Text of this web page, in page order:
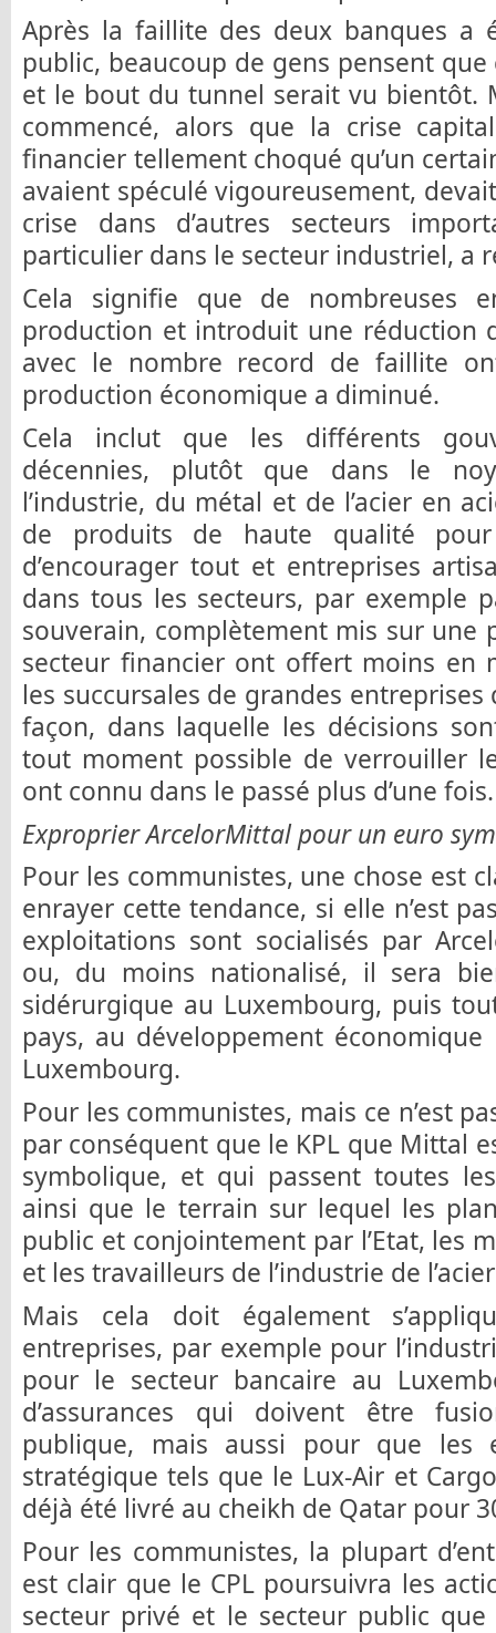
Après la faillite des deux banques a
public, beaucoup de gens pensent
et le bout du tunnel serait vu bientôt.
commencé, alors que la crise
financier tellement choqué qu’un
avaient spéculé vigoureusement,
crise dans d’autres secteurs
particulier dans le secteur industriel, a
Cela signifie que de nombreuses
production et introduit une réduction
avec le nombre record de faillite
production économique a diminué.
Cela inclut que les différents
décennies, plutôt que dans le
l’industrie, du métal et de l’acier en
de produits de haute qualité
d’encourager tout et entreprises
dans tous les secteurs, par exemple
souverain, complètement mis sur une
secteur financier ont offert moins en
les succursales de grandes
façon, dans laquelle les décisions
tout moment possible de verrouiller
ont connu dans le passé plus d’une fois.
Exproprier ArcelorMittal pour un euro
Pour les communistes, une chose est
enrayer cette tendance, si elle n’est
exploitations sont socialisés par
ou, du moins nationalisé, il sera
sidérurgique au Luxembourg, puis
pays, au développement
Luxembourg.
Pour les communistes, mais ce n’est
par conséquent que le KPL que Mittal
symbolique, et qui passent toutes
ainsi que le terrain sur lequel les
public et conjointement par l’Etat, les
et les travailleurs de l’industrie de
Mais cela doit également
entreprises, par exemple pour
pour le secteur bancaire au
d’assurances qui doivent être
publique, mais aussi pour que les
stratégique tels que le Lux-Air et
déjà été livré au cheikh de Qatar pour
Pour les communistes, la plupart
est clair que le CPL poursuivra les
secteur privé et le secteur public